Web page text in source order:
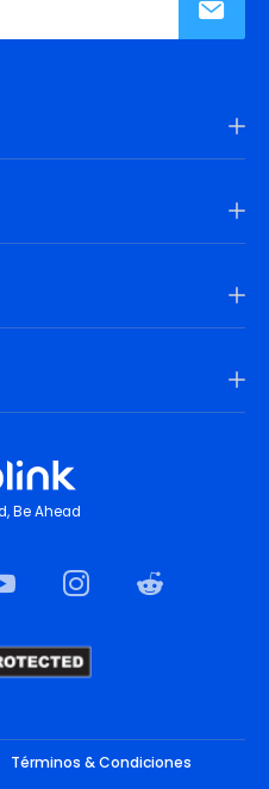
Be Ahead
Términos & Condiciones